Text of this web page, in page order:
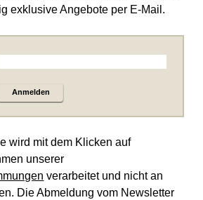
exklusive Angebote per E-Mail.
Anmelden
wird mit dem Klicken auf
unserer
verarbeitet und nicht an
Die Abmeldung vom Newsletter